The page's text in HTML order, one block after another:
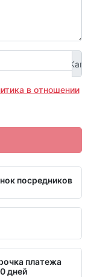
в отношении
посредников
платежа
дней